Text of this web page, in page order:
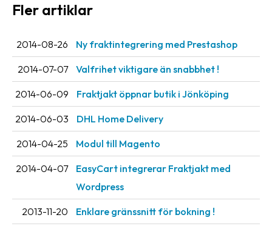
Allmänna
Integritet
Förbjudet
och
farligt
innehåll
Fler artiklar
2014-08-26 Ny fraktintegrering med Prestashop
2014-07-07 Valfrihet viktigare än snabbhet !
2014-06-09 Fraktjakt öppnar butik i Jönköping
2014-06-03 DHL Home Delivery
2014-04-25 Modul till Magento
2014-04-07
EasyCart integrerar Fraktjakt med
Wordpress
2013-11-20 Enklare gränssnitt för bokning !